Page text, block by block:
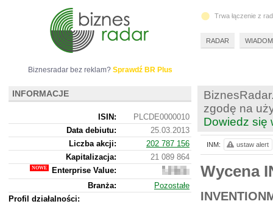
zgodę na
Dowiedz się
Wycena
INM: ustaw alert
Biznesradar bez reklam? Sprawdź BR Plus
INFORMACJE
ISIN:
PLCDE0000010
Data debiutu:
25.03.2013
Liczba akcji:
202 787 156
Kapitalizacja:
21 089 864
Enterprise Value:
21
042
864
Branża:
Pozostałe
Profil działalności:
Trwa łączenie z
RADAR